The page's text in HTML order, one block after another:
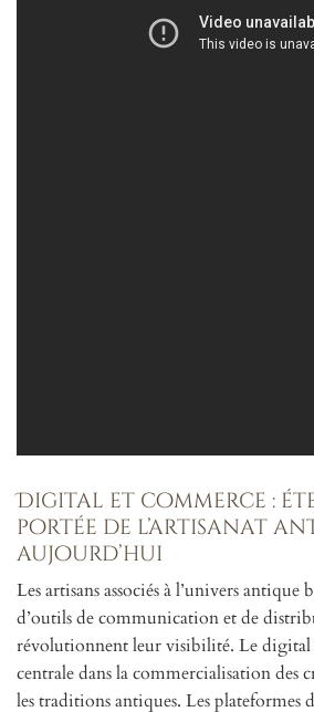
Digital et commerce :
portée de l’artisanat
aujourd’hui
Les artisans associés à l’univers antique
d’outils de communication et de
révolutionnent leur visibilité. Le digital
centrale dans la commercialisation des
les traditions antiques. Les plateformes